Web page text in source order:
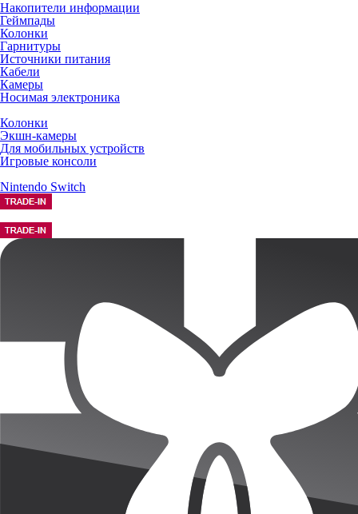
Накопители информации
Геймпады
Колонки
Гарнитуры
Источники питания
Кабели
Камеры
Носимая электроника
Колонки
Экшн-камеры
Для мобильных устройств
Игровые консоли
Nintendo Switch